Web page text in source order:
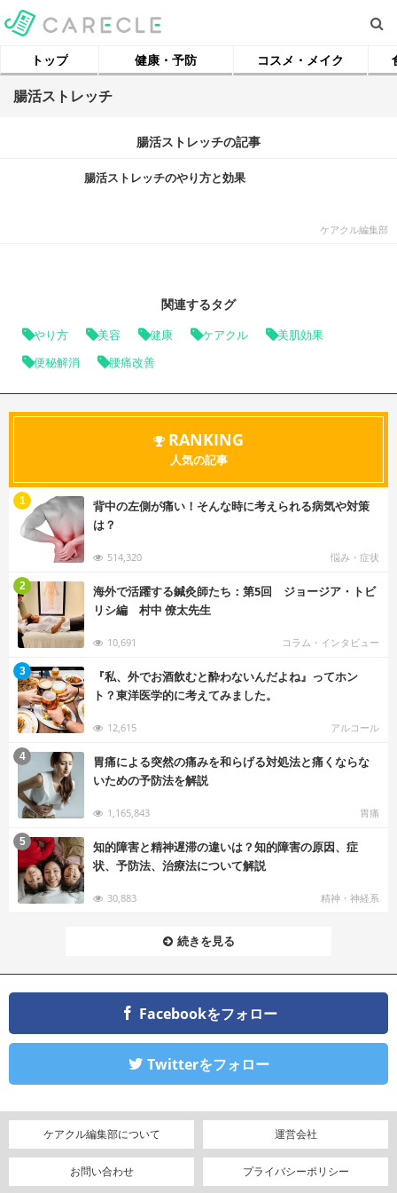
トップ 健康・予防 コスメ・メイク
腸活ストレッチ
腸活ストレッチの記事
腸活ストレッチのやり方と効果
ケアクル編集部
関連するタグ
やり方 美容 健康 ケアクル 美肌効果
便秘解消 腰痛改善
RANKING
人気の記事
背中の左側が痛い！そんな時に考えられる病気や対策
は？
514,320 悩み・症状
1
海外で活躍する鍼灸師たち：第5回 ジョージア・トビ
リシ編 村中 僚太先生
10,691 コラム・インタビュー
2
『私、外でお酒飲むと酔わないんだよね』ってホン
ト？東洋医学的に考えてみました。
12,615 アルコール
3
胃痛による突然の痛みを和らげる対処法と痛くならな
いための予防法を解説
1,165,843 胃痛
4
知的障害と精神遅滞の違いは？知的障害の原因、症
状、予防法、治療法について解説
30,883 精神・神経系
5
続きを見る
Facebookをフォロー
Twitterをフォロー
ケアクル編集部について 運営会社
お問い合わせ プライバシーポリシー